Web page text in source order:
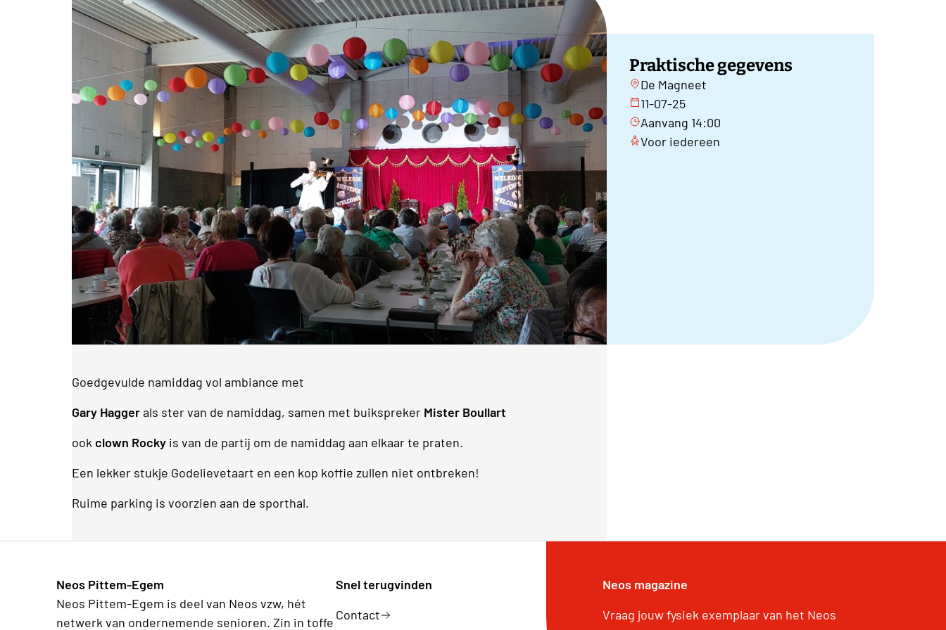
Praktische gegevens
De Magneet
11-07-25
Aanvang 14:00
Voor iedereen
Goedgevulde namiddag vol ambiance met
Gary Haggerals ster van de namiddag, samen met buikspreker Mister Boullart
ook clown Rocky is van de partij om de namiddag aan elkaar te praten.
Een lekker stukje Godelievetaart en een kop koffie zullen niet ontbreken!
Ruime parking is voorzien aan de sporthal.
Neos Pittem-Egem
Neos Pittem-Egem is deel van Neos vzw, hét
netwerk van ondernemende senioren. Zin in toffe
Snel terugvinden
Contact
Neos magazine
Vraag jouw fysiek exemplaar van het Neos